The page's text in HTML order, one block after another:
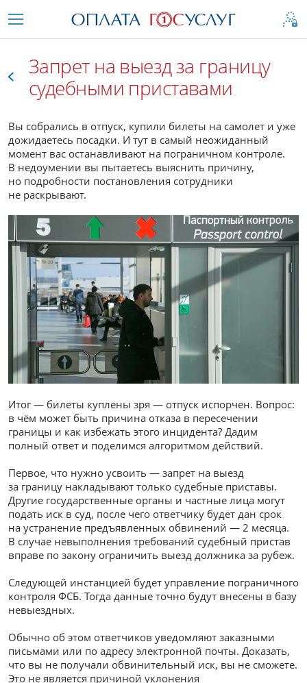
Запрет на выезд за границу
судебными приставами
Вы собрались в отпуск, купили билеты на самолет и уже
дожидаетесь посадки. И тут в самый неожиданный
момент вас останавливают на пограничном контроле.
В недоумении вы пытаетесь выяснить причину,
но подробности постановления сотрудники
не раскрывают.
Итог — билеты куплены зря — отпуск испорчен. Вопрос:
в чём может быть причина отказа в пересечении
границы и как избежать этого инцидента? Дадим
полный ответ и поделимся алгоритмом действий.
Первое, что нужно усвоить — запрет на выезд
за границу накладывают только судебные приставы.
Другие государственные органы и частные лица могут
подать иск в суд, после чего ответчику будет дан срок
на устранение предъявленных обвинений — 2 месяца.
В случае невыполнения требований судебный пристав
вправе по закону ограничить выезд должника за рубеж.
Следующей инстанцией будет управление пограничного
контроля ФСБ. Тогда данные точно будут внесены в базу
невыездных.
Обычно об этом ответчиков уведомляют заказными
письмами или по адресу электронной почты. Доказать,
что вы не получали обвинительный иск, вы не сможете.
Это не является причиной уклонения